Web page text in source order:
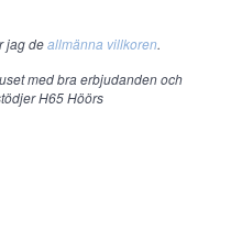
jag deallmänna villkoren.
med bra erbjudanden och
H65 Höörs